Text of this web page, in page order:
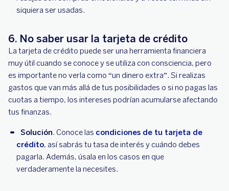
siquiera ser usadas.
6. No saber usar la tarjeta de crédito
La tarjeta de crédito puede ser una herramienta financiera
muy útil cuando se conoce y se utiliza con consciencia, pero
es importante no verla como “un dinero extra”. Si realizas
gastos que van más allá de tus posibilidades o si no pagas las
cuotas a tiempo, los intereses podrían acumularse afectando
tus finanzas.
Solución. Conoce las condiciones de tu tarjeta de
crédito, así sabrás tu tasa de interés y cuándo debes
pagarla. Además, úsala en los casos en que
verdaderamente la necesites.